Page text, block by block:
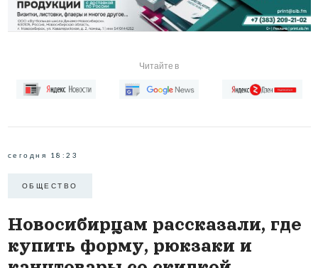
Читайте в
сегодня 18:23
ОБЩЕСТВО
Новосибирцам рассказали, где
купить форму, рюкзаки и